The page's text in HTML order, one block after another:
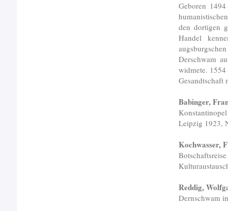
Geboren
den dortigen
Handel
Derschwam
widmete.
Gesandtschaft
Babinger,
Leipzig 1923,
Kochwasser,
Reddig,
Dernschwam